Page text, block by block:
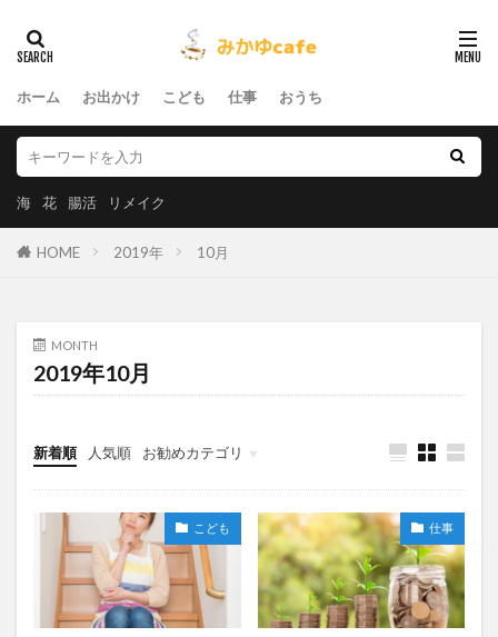
ホーム お出かけ こども 仕事 おうち
海 花 腸活 リメイク
HOME 2019年 10月
MONTH
2019年10月
新着順 人気順 お勧めカテゴリ
おうち
こども 仕事